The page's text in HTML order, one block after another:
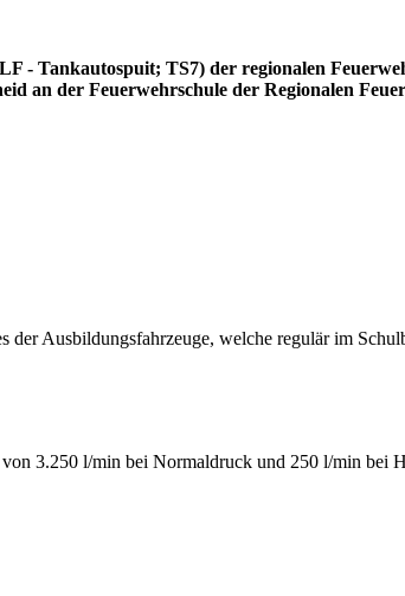
- Tankautospuit; TS7) der regionalen
an der Feuerwehrschule der Regionalen
der Ausbildungsfahrzeuge, welche regulär im
3.250 l/min bei Normaldruck und 250 l/min bei